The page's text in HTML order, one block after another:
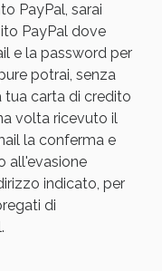
PayPal, sarai
PayPal dove
e la password per
potrai, senza
tua carta di credito
volta ricevuto il
la conferma e
all'evasione
indicato, per
di
al 55% valido